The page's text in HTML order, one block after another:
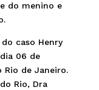
do menino e
caso Henry
06 de
de Janeiro.
Rio, Dra